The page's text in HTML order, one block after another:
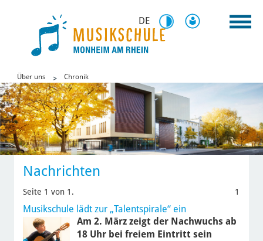
DE
Über uns Chronik
Nachrichten
Seite 1 von 1. 1
Musikschule lädt zur „Talentspirale“ ein
Am 2. März zeigt der Nachwuchs ab
18 Uhr bei freiem Eintritt sein